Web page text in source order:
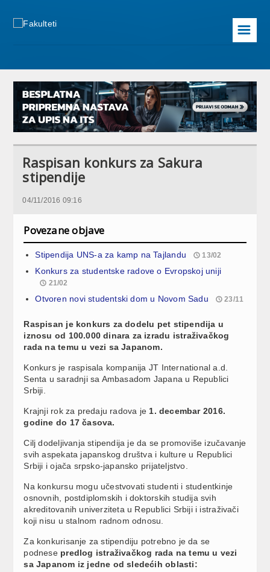
☰
Raspisan konkurs za Sakura
stipendije
04/11/2016 09:16
Povezane objave
Stipendija UNS-a za kamp na Tajlandu 13/02
Konkurs za studentske radove o Evropskoj uniji
21/02
Otvoren novi studentski dom u Novom Sadu 23/11
Raspisan je konkurs za dodelu pet stipendija u
iznosu od 100.000 dinara za izradu istraživačkog
rada na temu u vezi sa Japanom.
Konkurs je raspisala kompanija JT International a.d.
Senta u saradnji sa Ambasadom Japana u Republici
Srbiji.
Krajnji rok za predaju radova je 1. decembar 2016.
godine do 17 časova.
Cilj dodeljivanja stipendija je da se promoviše izučavanje
svih aspekata japanskog društva i kulture u Republici
Srbiji i ojača srpsko-japansko prijateljstvo.
Na konkursu mogu učestvovati studenti i studentkinje
osnovnih, postdiplomskih i doktorskih studija svih
akreditovanih univerziteta u Republici Srbiji i istraživači
koji nisu u stalnom radnom odnosu.
Za konkurisanje za stipendiju potrebno je da se
podnese predlog istraživačkog rada na temu u vezi
sa Japanom iz jedne od sledećih oblasti: